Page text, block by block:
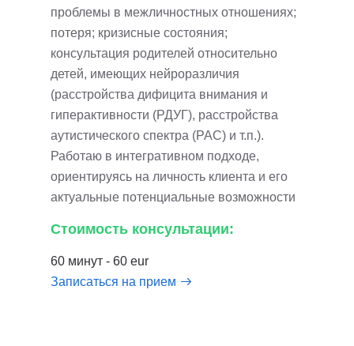
проблемы в межличностных отношениях;
потеря; кризисные состояния;
консультация родителей относительно
детей, имеющих нейроразличия
(расстройства дифицита внимания и
гиперактивности (РДУГ), расстройства
аутистического спектра (РАС) и т.п.).
Работаю в интегративном подходе,
ориентируясь на личность клиента и его
актуальные потенциальные возможности
Стоимость консультации:
60 минут - 60 eur
Записаться на прием